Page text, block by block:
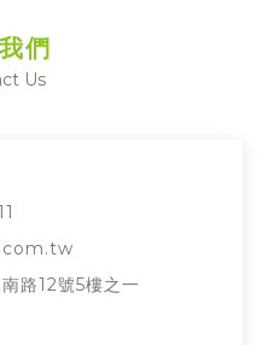
們
Us
路12號5樓之一